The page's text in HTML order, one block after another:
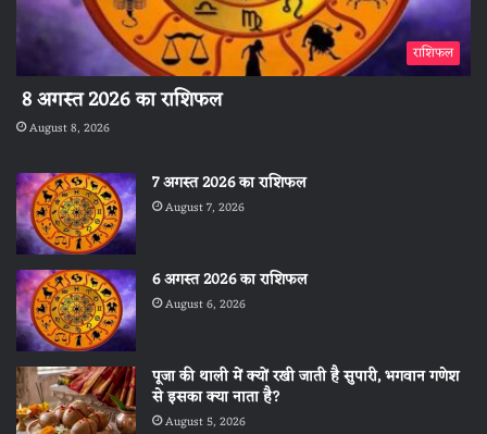
राशिफल
8 अगस्त 2026 का राशिफल
August 8, 2026
7 अगस्त 2026 का राशिफल
August 7, 2026
6 अगस्त 2026 का राशिफल
August 6, 2026
पूजा की थाली में क्यों रखी जाती है सुपारी, भगवान गणेश
से इसका क्या नाता है?
August 5, 2026